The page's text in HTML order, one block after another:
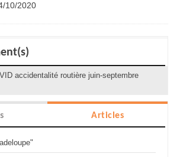
10/2020
accidentalité routière juin-septembre
Articles